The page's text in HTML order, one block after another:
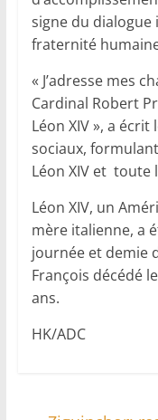
signe du dialogue
fraternité
« J’adresse mes
Cardinal Robert
Léon XIV », a écrit
sociaux,
Léon XIV et toute
Léon XIV, un
mère italienne, a
journée et demie
François décédé
ans.
HK/ADC